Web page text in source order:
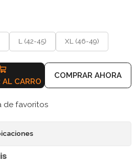
L (42-45) XL (46-49)
AL CARRO
COMPRAR AHORA
de favoritos